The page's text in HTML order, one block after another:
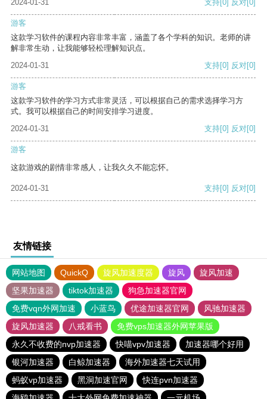
2024-01-31 支持[0] 反对[0]
游客
这款学习软件的课程内容非常丰富，涵盖了各个学科的知识。老师的讲
解非常生动，让我能够轻松理解知识点。
2024-01-31
支持[0] 反对[0]
游客
这款学习软件的学习方式非常灵活，可以根据自己的需求选择学习方
式。我可以根据自己的时间安排学习进度。
2024-01-31
支持[0] 反对[0]
游客
这款游戏的剧情非常感人，让我久久不能忘怀。
2024-01-31 支持[0] 反对[0]
友情链接
网站地图 QuickQ 旋风加速度器 旋风
旋风加速
坚果加速器
tiktok加速器
狗急加速器官网
免费vqn外网加速
小蓝鸟 优途加速器官网
风驰加速器
旋风加速器
八戒看书
免费vps加速器外网苹果版
永久不收费的nvp加速器
快喵vpv加速器
加速器哪个好用
银河加速器
白鲸加速器
海外加速器七天试用
蚂蚁vp加速器
黑洞加速官网
快连pvn加速器